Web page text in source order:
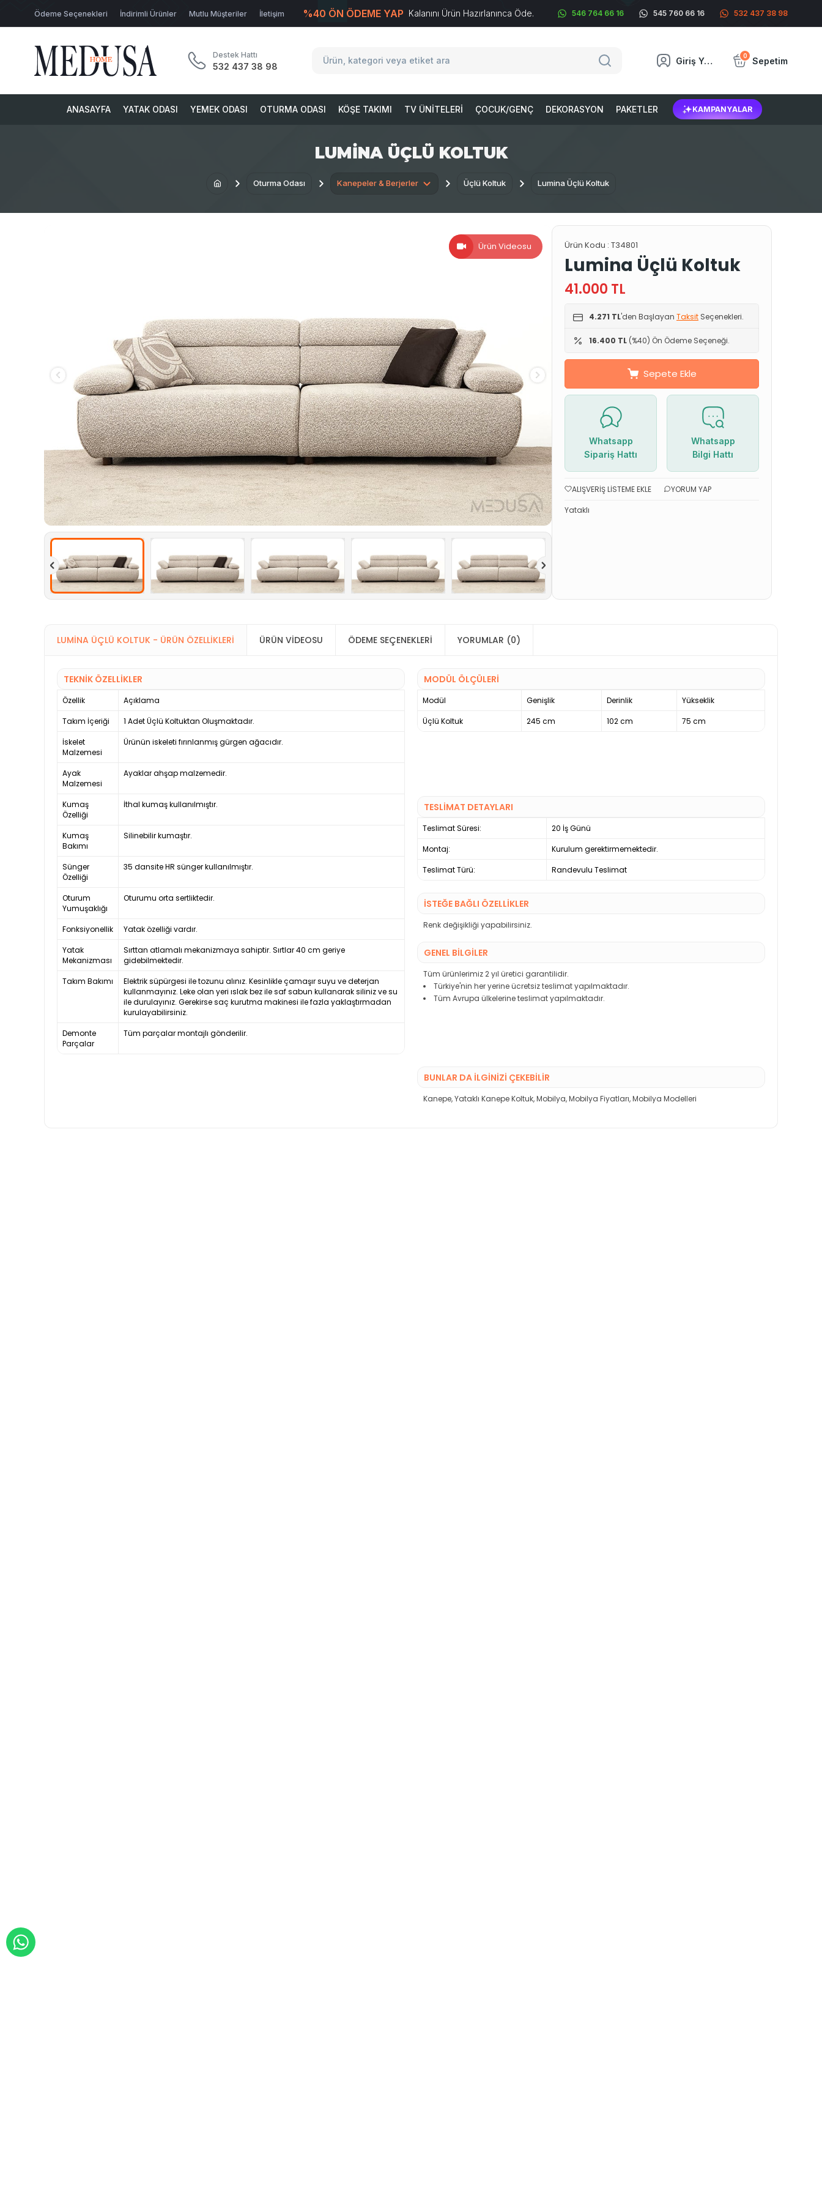
Ödeme Seçenekleri İndirimli Ürünler Mutlu Müşteriler İletişim %40 ÖN ÖDEME YAP Kalanını Ürün Hazırlanınca Öde. 546 764 66 16 545 760 66 16 532 437 38 98
Destek Hattı
532 437 38 98
Giriş Yap 0 Sepetim
ANASAYFA YATAK ODASI YEMEK ODASI OTURMA ODASI KÖŞE TAKIMI TV ÜNITELERI ÇOCUK/GENÇ DEKORASYON PAKETLER KAMPANYALAR
LUMINA ÜÇLÜ KOLTUK
Oturma Odası Kanepeler & Berjerler Üçlü Koltuk Lumina Üçlü Koltuk
Ürün Videosu Ürün Kodu : T34801
Lumina Üçlü Koltuk
41.000 TL
4.271 TL'den Başlayan Taksit Seçenekleri.
16.400 TL (%40) Ön Ödeme Seçeneği.
Sepete Ekle
Whatsapp
Sipariş Hattı
Whatsapp
Bilgi Hattı
ALIŞVERIŞ LISTEME EKLE
YORUM YAP
Yataklı
LUMINA ÜÇLÜ KOLTUK - ÜRÜN ÖZELLIKLERI ÜRÜN VIDEOSU ÖDEME SEÇENEKLERI YORUMLAR (0)
TEKNİK ÖZELLİKLER
Özellik
Açıklama
Takım İçeriği
1 Adet Üçlü Koltuktan Oluşmaktadır.
İskelet
Malzemesi
Ürünün iskeleti fırınlanmış gürgen ağacıdır.
Ayak
Malzemesi
Ayaklar ahşap malzemedir.
Kumaş
Özelliği
İthal kumaş kullanılmıştır.
Kumaş
Bakımı
Silinebilir kumaştır.
Sünger
Özelliği
35 dansite HR sünger kullanılmıştır.
Oturum
Yumuşaklığı
Oturumu orta sertliktedir.
Fonksiyonellik
Yatak özelliği vardır.
Yatak
Mekanizması
Sırttan atlamalı mekanizmaya sahiptir. Sırtlar 40 cm geriye
gidebilmektedir.
Takım Bakımı
Elektrik süpürgesi ile tozunu alınız. Kesinlikle çamaşır suyu ve deterjan
kullanmayınız. Leke olan yeri ıslak bez ile saf sabun kullanarak siliniz ve su
ile durulayınız. Gerekirse saç kurutma makinesi ile fazla yaklaştırmadan
kurulayabilirsiniz.
Demonte
Parçalar
Tüm parçalar montajlı gönderilir.
MODÜL ÖLÇÜLERİ
Modül Genişlik Derinlik
Yükseklik
Üçlü Koltuk
245 cm 102 cm 75 cm
TESLİMAT DETAYLARI
Teslimat Süresi:
20 İş Günü
Montaj:
Kurulum gerektirmemektedir.
Teslimat Türü:
Randevulu Teslimat
İSTEĞE BAĞLI ÖZELLİKLER
Renk değişikliği yapabilirsiniz.
GENEL BİLGİLER
Tüm ürünlerimiz 2 yıl üretici garantilidir.
Türkiye'nin her yerine ücretsiz teslimat yapılmaktadır.
Tüm Avrupa ülkelerine teslimat yapılmaktadır.
BUNLAR DA İLGINIZI ÇEKEBILIR
Kanepe,Yataklı Kanepe Koltuk,Mobilya,Mobilya Fiyatları,Mobilya Modelleri
T-Soft E-TicaretSistemleriyle Hazırlanmıştır.